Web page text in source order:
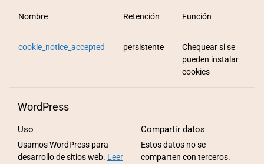
Nombre
cookie_notice_accepted
Retención
persistente
Función
Chequear si se
pueden instalar
cookies
WordPress
Uso
Usamos WordPress para
desarrollo de sitios web. Leer
Compartir datos
Estos datos no se
comparten con terceros.